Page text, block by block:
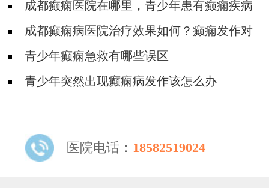
何治疗?
成都癫痫医院在哪里，青少年患有癫痫疾病
该如何进行护理?
成都癫痫病医院治疗效果如何？癫痫发作对
青少年患者有何危害？
青少年癫痫急救有哪些误区
青少年突然出现癫痫病发作该怎么办
医院电话： 18582519024